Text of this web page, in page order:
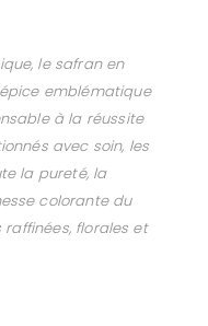
le safran en
emblématique
à la réussite
avec soin, les
la pureté, la
colorante du
florales et